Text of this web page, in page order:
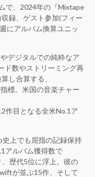
で、2024年の『Mixtape
録、ゲスト参加(フィー
にアルバム換算ユニッ
デジタルでの純粋なア
ド数やストリーミング再
し合算する、
標。米国の音楽チャー
作目となる全米No.1ア
上でも屈指の記録保持
アルバム獲得数で
歴代5位に浮上。彼の
が並ぶ15作、そして